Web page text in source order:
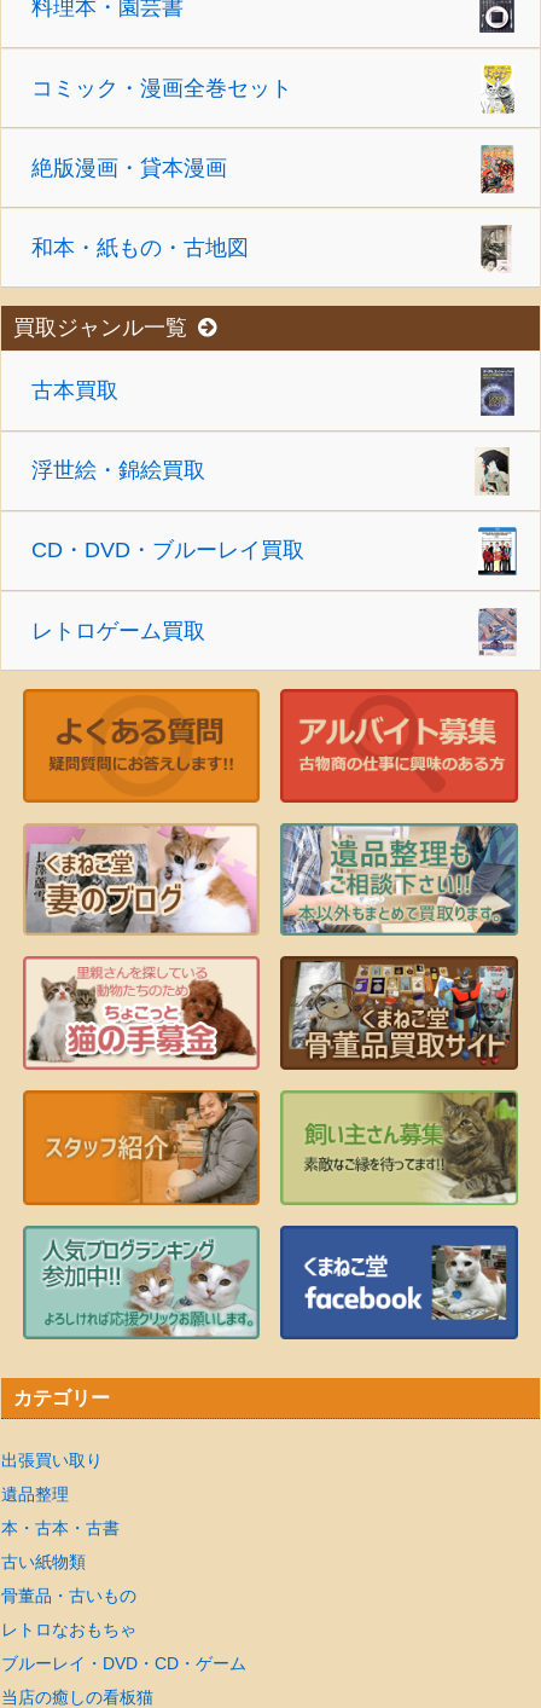
料理本・園芸書
コミック・漫画全巻セット
絶版漫画・貸本漫画
和本・紙もの・古地図
買取ジャンル一覧
古本買取
浮世絵・錦絵買取
CD・DVD・ブルーレイ買取
レトロゲーム買取
カテゴリー
出張買い取り
遺品整理
本・古本・古書
古い紙物類
骨董品・古いもの
レトロなおもちゃ
ブルーレイ・DVD・CD・ゲーム
当店の癒しの看板猫